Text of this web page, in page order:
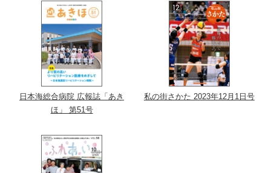
日本海総合病院 広報誌「あき
ほ」 第51号
私の街さかた 2023年12月1日号